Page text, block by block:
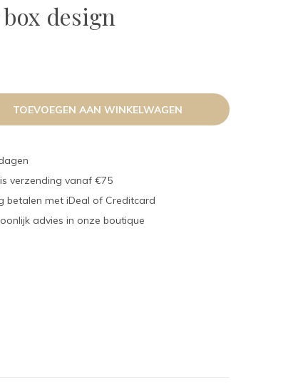
design
TOEVOEGEN AAN WINKELWAGEN
verzending vanaf €75
betalen met iDeal of Creditcard
advies in onze boutique